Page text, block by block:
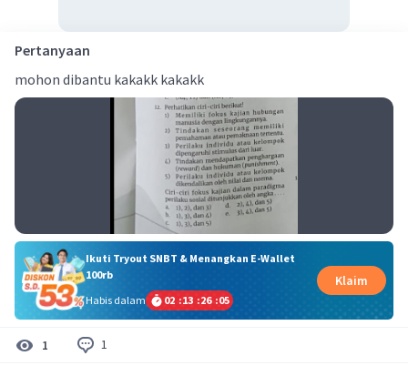
Pertanyaan
mohon dibantu kakakk kakakk
Ikuti Tryout SNBT & Menangkan E-Wallet
100rb
Habis dalam
02 :13 :26 :05
Klaim
1 1